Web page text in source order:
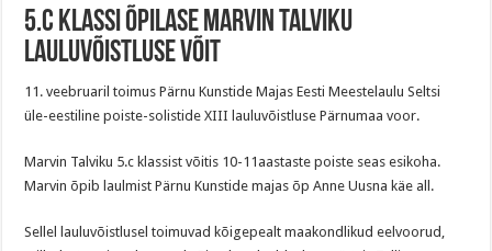
5.c klassi õpilase Marvin Talviku
lauluvõistluse võit
11. veebruaril toimus Pärnu Kunstide Majas Eesti Meestelaulu Seltsi
üle-eestiline poiste-solistide XIII lauluvõistluse Pärnumaa voor.
Marvin Talviku 5.c klassist võitis 10-11aastaste poiste seas esikoha.
Marvin õpib laulmist Pärnu Kunstide majas õp Anne Uusna käe all.
Sellel lauluvõistlusel toimuvad kõigepealt maakondlikud eelvoorud,